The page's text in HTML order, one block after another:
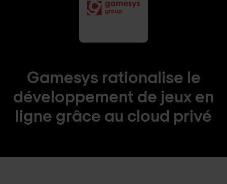
Gamesys rationalise le
développement de jeux en
ligne grâce au cloud privé